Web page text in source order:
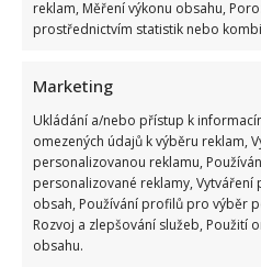
reklam, Měření výkonu obsahu,
prostřednictvím statistik nebo
Marketing
Ukládání a/nebo přístup k
omezených údajů k výběru reklam,
personalizovanou reklamu,
personalizované reklamy,
obsah, Používání profilů pro výběr
Rozvoj a zlepšování služeb, Použití
obsahu.
Fotokvíz o českých hercích:
slavné tváře domácího filmu